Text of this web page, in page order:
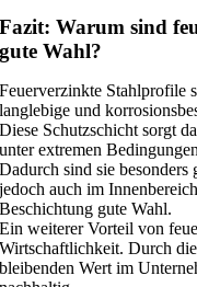
Fazit: Warum sind
gute Wahl?
Feuerverzinkte Stahlprofile
langlebige und
Diese Schutzschicht sorgt
unter extremen
Dadurch sind sie
jedoch auch im
Beschichtung gute Wahl.
Ein weiterer Vorteil von
Wirtschaftlichkeit. Durch
bleibenden Wert im